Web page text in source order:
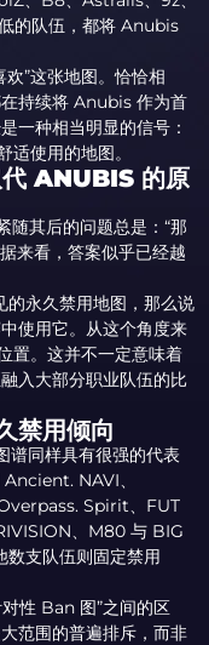
的队伍，都将 Anubis
”这张地图。恰恰相
持续将 Anubis 作为首
一种相当明显的信号：
使用的地图。
ANUBIS 的原
随其后的问题总是：“那
来看，答案似乎已经越
永久禁用地图，那么说
使用它。从这个角度来
置。这并不一定意味着
入大部分职业队伍的比
禁用倾向
谱同样具有很强的代表
NAVI、
Spirit、FUT
、M80 与 BIG
支队伍则固定禁用
性 Ban 图”之间的区
范围的普遍排斥，而非